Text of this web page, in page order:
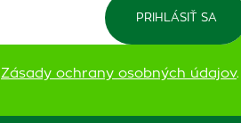
Zásady ochrany osobných údajov.